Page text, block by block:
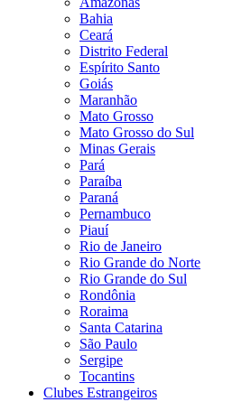
Bahia
Ceará
Distrito Federal
Espírito Santo
Goiás
Maranhão
Mato Grosso
Mato Grosso do Sul
Minas Gerais
Pará
Paraíba
Paraná
Pernambuco
Piauí
Rio de Janeiro
Rio Grande do Norte
Rio Grande do Sul
Rondônia
Roraima
Santa Catarina
São Paulo
Sergipe
Tocantins
Clubes Estrangeiros